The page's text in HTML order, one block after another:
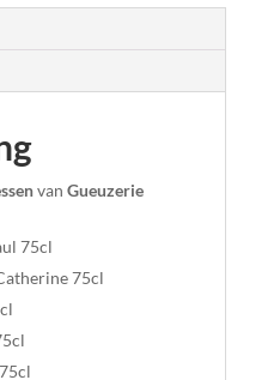
van Gueuzerie
75cl
75cl